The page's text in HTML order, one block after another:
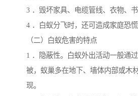
3 ．毁坏家具、电缆管线、衣物、书
4 ．白蚁分飞时，还可造成家庭恐慌
（二）白蚁危害的特点
1 ．隐蔽性。白蚁外出活动一般通
被，蚁巢多在地下、墙体内部或木
现。